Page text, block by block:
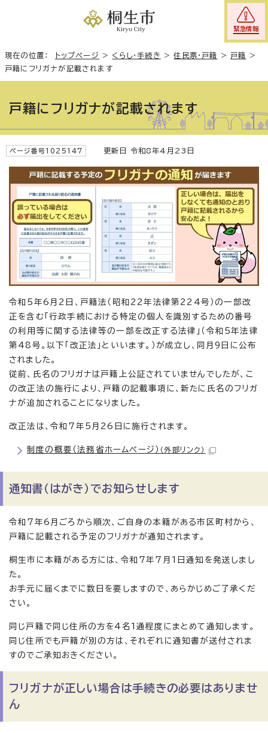
緊急情報
現在の位置： トップページ > くらし・手続き >住民票・戸籍 > 戸籍
>
戸籍にフリガナが記載されます
戸籍にフリガナが記載されます
ページ番号1025147 更新日 令和8年4月23日
令和5年6月2日、戸籍法（昭和22年法律第224号）の一部改
正を含む「行政手続における特定の個人を識別するための番号
の利用等に関する法律等の一部を改正する法律」（令和5年法律
第48号。以下「改正法」といいます。）が成立し、同月9日に公布
されました。
従前、氏名のフリガナは戸籍上公証されていませんでしたが、こ
の改正法の施行により、戸籍の記載事項に、新たに氏名のフリガ
ナが追加されることになりました。
改正法は、令和7年5月26日に施行されます。
制度の概要（法務省ホームページ） （外部リンク）
通知書（はがき）でお知らせします
令和7年6月ごろから順次、ご自身の本籍がある市区町村から、
戸籍に記載される予定のフリガナが通知されます。
桐生市に本籍がある方には、令和7年7月1日通知を発送しまし
た。
お手元に届くまでに数日を要しますので、あらかじめご了承くだ
さい。
同じ戸籍で同じ住所の方を4名1通程度にまとめて通知します。
同じ住所でも戸籍が別の方は、それぞれに通知書が送付されま
すのでご承知おきください。
フリガナが正しい場合は手続きの必要はありませ
ん